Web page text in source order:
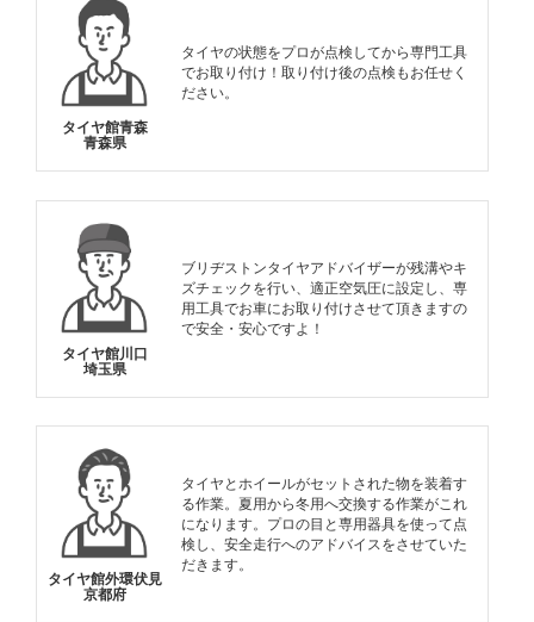
タイヤ館青森
青森県
タイヤの状態をプロが点検してから専門工具
でお取り付け！取り付け後の点検もお任せく
ださい。
タイヤ館川口
埼玉県
ブリヂストンタイヤアドバイザーが残溝やキ
ズチェックを行い、適正空気圧に設定し、専
用工具でお車にお取り付けさせて頂きますの
で安全・安心ですよ！
タイヤ館外環伏見
京都府
タイヤとホイールがセットされた物を装着す
る作業。夏用から冬用へ交換する作業がこれ
になります。プロの目と専用器具を使って点
検し、安全走行へのアドバイスをさせていた
だきます。